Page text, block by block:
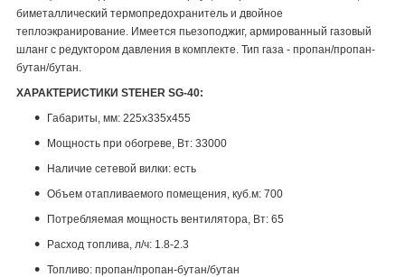
биметаллический термопредохранитель и двойное
теплоэкранирование. Имеется пьезоподжиг, армированный газовый
шланг с редуктором давления в комплекте. Тип газа - пропан/пропан-
бутан/бутан.
ХАРАКТЕРИСТИКИ STEHER SG-40:
Габариты, мм: 225x335x455
Мощность при обогреве, Вт: 33000
Наличие сетевой вилки: есть
Объем отапливаемого помещения, куб.м: 700
Потребляемая мощность вентилятора, Вт: 65
Расход топлива, л/ч: 1.8-2.3
Топливо: пропан/пропан-бутан/бутан